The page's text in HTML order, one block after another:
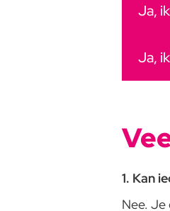
Ja,
Ja,
1. Kan
Nee.